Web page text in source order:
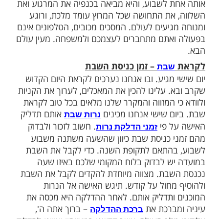
עוד תוכן חדש ומפתיע! התחברו לכל
שלנו בתהיליםבלחיצה כאן >>>​
היום המקודש והמרכזי של כל השבוע. בכל
אנחנו עסוקים וטרודים, המרוץ של היום יום
מול רצף משימות שלא נגמר אף פעם. והנה
שבת, האורחת הקבועה שאנחנו מקבלים
לשבוע, והיא מביאה בכנפיה את המרגוע ואת
התחושה שכל המרוץ עומד מלכת, ורוגע
לעולם. המסכים מכובים, הטלפונים אינם
מתחברים לעצמכם ולמשפחה. מעין עולם
שבת– זמן כניסת השבת
ובו אנחנו נערכים לקראת היום הקדוש